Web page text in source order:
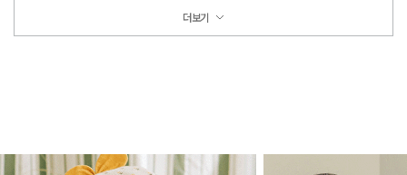
더보기